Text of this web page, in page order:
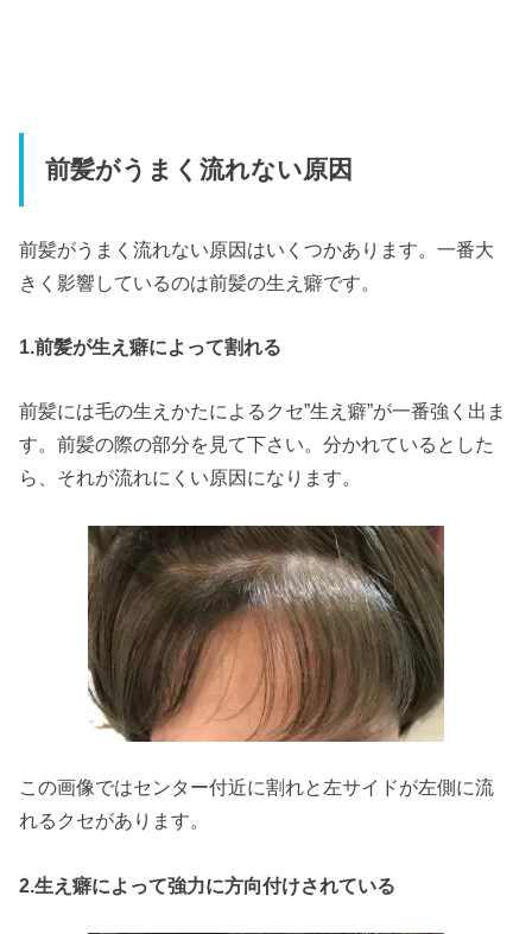
前髪がうまく流れない原因
前髪がうまく流れない原因はいくつかあります。一番大
きく影響しているのは前髪の生え癖です。
1.前髪が生え癖によって割れる
前髪には毛の生えかたによるクセ”生え癖”が一番強く出ま
す。前髪の際の部分を見て下さい。分かれているとした
ら、それが流れにくい原因になります。
この画像ではセンター付近に割れと左サイドが左側に流
れるクセがあります。
2.生え癖によって強力に方向付けされている